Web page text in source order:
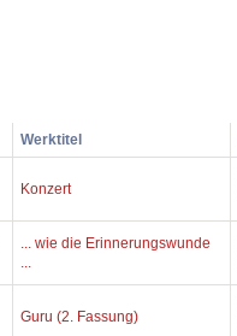
Werktitel
Konzert
... wie die Erinnerungswunde
...
Guru (2. Fassung)